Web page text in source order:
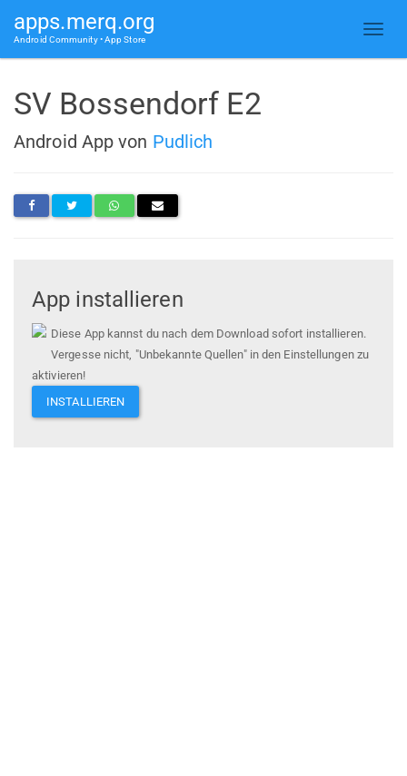
apps.merq.org
Android Community • App Store
SV Bossendorf E2
Android App von Pudlich
App installieren
Diese App kannst du nach dem Download sofort installieren.
Vergesse nicht, "Unbekannte Quellen" in den Einstellungen zu
aktivieren!
INSTALLIEREN